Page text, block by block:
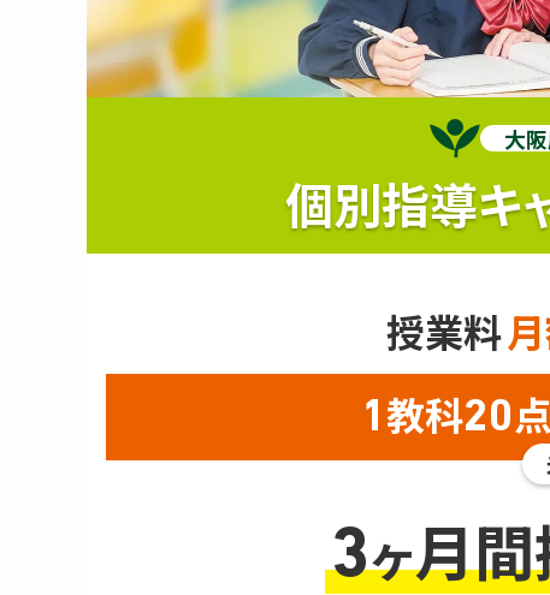
大
個別指導キ
授業料
1教科20
3ヶ月